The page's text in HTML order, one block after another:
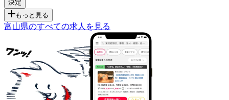
もっと見る
富山県のすべての求人を見る